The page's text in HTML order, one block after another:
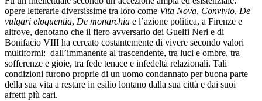
opere letterarie diversissime tra loro come Vita Nova, Convivio, De
vulgari eloquentia, De monarchia e l’azione politica, a Firenze e
altrove, denotano che il fiero avversario dei Guelfi Neri e di
Bonifacio VIII ha cercato costantemente di vivere secondo valori
multiformi: dall’immanente al trascendente, tra luci e ombre, tra
sofferenze e gioie, tra fede tenace e infedeltà relazionali. Tali
condizioni furono proprie di un uomo condannato per buona parte
della sua vita a restare in esilio lontano dalla sua città e dai suoi
affetti più cari.